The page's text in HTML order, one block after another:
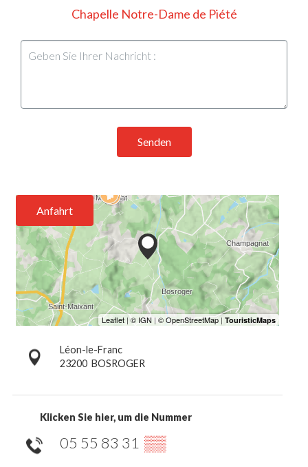
Chapelle Notre-Dame de Piété
Senden
Anfahrt
Léon-le-Franc
23200 BOSROGER
Klicken Sie hier, um die Nummer
05 55 83 31 ▒▒